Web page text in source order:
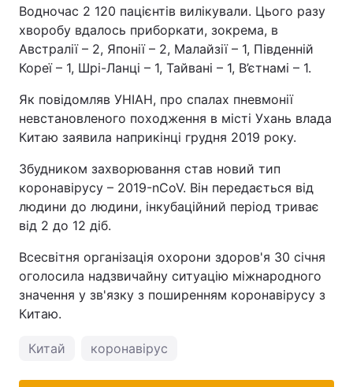
Водночас 2 120 пацієнтів вилікували. Цього разу
хворобу вдалось приборкати, зокрема, в
Австралії – 2, Японії – 2, Малайзії – 1, Південній
Кореї – 1, Шрі-Ланці – 1, Тайвані – 1, В’єтнамі – 1.
Як повідомляв УНІАН, про спалах пневмонії
невстановленого походження в місті Ухань влада
Китаю заявила наприкінці грудня 2019 року.
Збудником захворювання став новий тип
коронавірусу – 2019-nCoV. Він передається від
людини до людини, інкубаційний період триває
від 2 до 12 діб.
Всесвітня організація охорони здоров'я 30 січня
оголосила надзвичайну ситуацію міжнародного
значення у зв'язку з поширенням коронавірусу з
Китаю.
Китай коронавірус